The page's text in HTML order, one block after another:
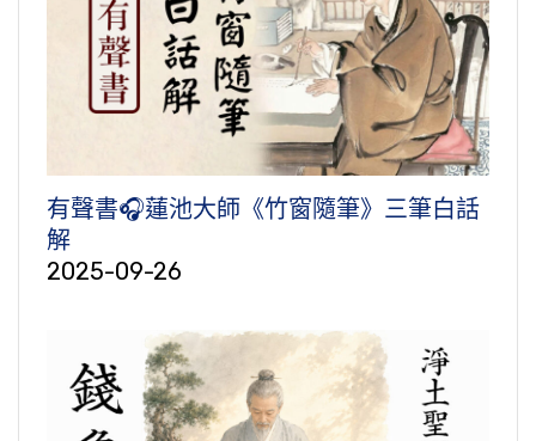
有聲書🎧蓮池大師《竹窗隨筆》三筆白話
解
2025-09-26